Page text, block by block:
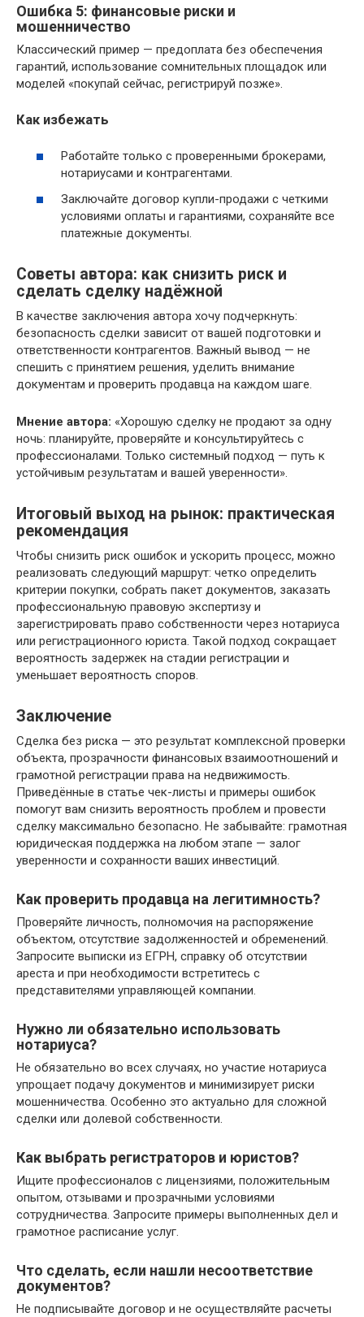
Ошибка 5: финансовые риски и
мошенничество
Классический пример — предоплата без обеспечения
гарантий, использование сомнительных площадок или
моделей «покупай сейчас, регистрируй позже».
Как избежать
Работайте только с проверенными брокерами,
нотариусами и контрагентами.
Заключайте договор купли-продажи с четкими
условиями оплаты и гарантиями, сохраняйте все
платежные документы.
Советы автора: как снизить риск и
сделать сделку надёжной
В качестве заключения автора хочу подчеркнуть:
безопасность сделки зависит от вашей подготовки и
ответственности контрагентов. Важный вывод — не
спешить с принятием решения, уделить внимание
документам и проверить продавца на каждом шаге.
Мнение автора: «Хорошую сделку не продают за одну
ночь: планируйте, проверяйте и консультируйтесь с
профессионалами. Только системный подход — путь к
устойчивым результатам и вашей уверенности».
Итоговый выход на рынок: практическая
рекомендация
Чтобы снизить риск ошибок и ускорить процесс, можно
реализовать следующий маршрут: четко определить
критерии покупки, собрать пакет документов, заказать
профессиональную правовую экспертизу и
зарегистрировать право собственности через нотариуса
или регистрационного юриста. Такой подход сокращает
вероятность задержек на стадии регистрации и
уменьшает вероятность споров.
Заключение
Сделка без риска — это результат комплексной проверки
объекта, прозрачности финансовых взаимоотношений и
грамотной регистрации права на недвижимость.
Приведённые в статье чек-листы и примеры ошибок
помогут вам снизить вероятность проблем и провести
сделку максимально безопасно. Не забывайте: грамотная
юридическая поддержка на любом этапе — залог
уверенности и сохранности ваших инвестиций.
Как проверить продавца на легитимность?
Проверяйте личность, полномочия на распоряжение
объектом, отсутствие задолженностей и обременений.
Запросите выписки из ЕГРН, справку об отсутствии
ареста и при необходимости встретитесь с
представителями управляющей компании.
Нужно ли обязательно использовать
нотариуса?
Не обязательно во всех случаях, но участие нотариуса
упрощает подачу документов и минимизирует риски
мошенничества. Особенно это актуально для сложной
сделки или долевой собственности.
Как выбрать регистраторов и юристов?
Ищите профессионалов с лицензиями, положительным
опытом, отзывами и прозрачными условиями
сотрудничества. Запросите примеры выполненных дел и
грамотное расписание услуг.
Что сделать, если нашли несоответствие
документов?
Не подписывайте договор и не осуществляйте расчеты